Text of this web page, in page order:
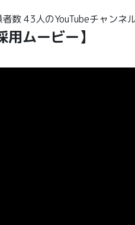
数 43人のYouTubeチャンネル
ムービー】